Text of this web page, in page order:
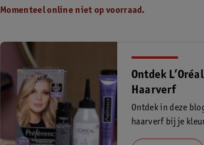
Momenteel online niet op voorraad.
Ontdek
Haarverf
Ontdek in deze
haarverf bij je